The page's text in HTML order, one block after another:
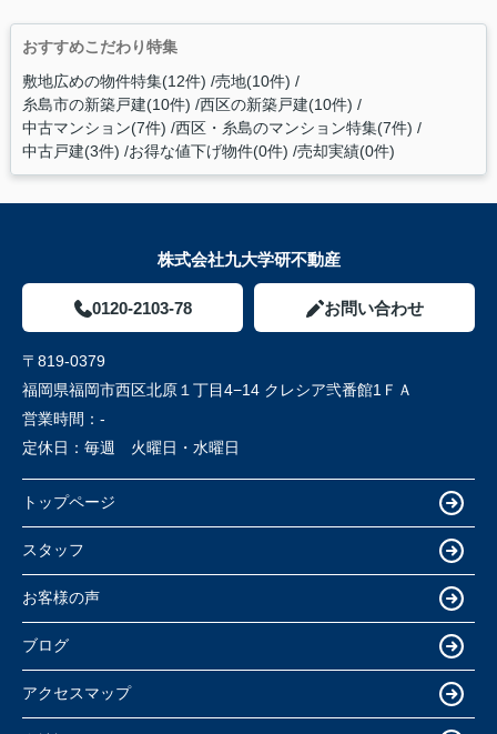
おすすめこだわり特集
敷地広めの物件特集(12件) 売地(10件)
糸島市の新築戸建(10件) 西区の新築戸建(10件)
中古マンション(7件) 西区・糸島のマンション特集(7件)
中古戸建(3件) お得な値下げ物件(0件) 売却実績(0件)
株式会社九大学研不動産
0120-2103-78 お問い合わせ
〒819-0379
福岡県福岡市西区北原１丁目4−14 クレシア弐番館1ＦＡ
営業時間： -
定休日： 毎週 火曜日・水曜日
トップページ
スタッフ
お客様の声
ブログ
アクセスマップ